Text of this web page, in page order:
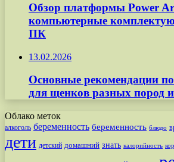
Обзор платформы Power
компьютерные
ПК
13.02.2026
Основные рекомендации
для щенков разных пород и
Облако меток
алкоголь беременность беременность блюдо
дети детский домашний знать калорийность